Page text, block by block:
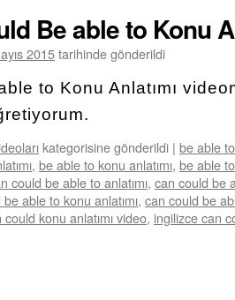
Be able to Konu
2015tarihinde gönderildi
to Konu Anlatımı
kategorisine gönderildi | be able
, be able to konu anlatımı, be able
could be able to anlatımı, can could be
able to konu anlatımı, can could be
could konu anlatımı video, ingilizce can